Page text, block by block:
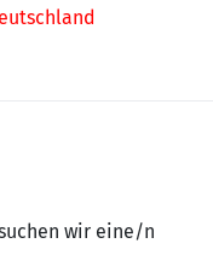
wir eine/n